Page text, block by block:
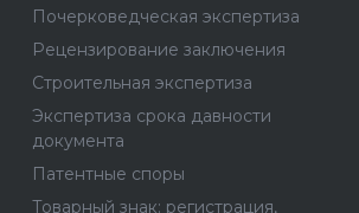
Почерковедческая экспертиза
Рецензирование заключения
Строительная экспертиза
Экспертиза срока давности
документа
Патентные споры
Товарный знак: регистрация,